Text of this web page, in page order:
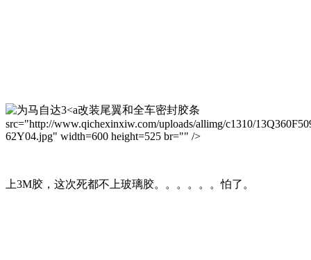
改装尾翼和全车密封胶条
src="http://www.qichexinxiw.com/uploads/allimg/c1310/
62Y04.jpg" width=600 height=525 br="" />
上3M胶，这次死都不上玻璃胶。。。。。。怕了。